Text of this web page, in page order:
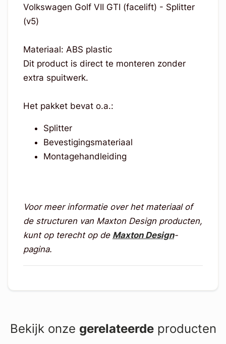
Volkswagen Golf VII GTI (facelift) - Splitter
(v5)
Materiaal: ABS plastic
Dit product is direct te monteren zonder
extra spuitwerk.
Het pakket bevat o.a.:
Splitter
Bevestigingsmateriaal
Montagehandleiding
Voor meer informatie over het materiaal of
de structuren van Maxton Design producten,
kunt op terecht op de Maxton Design-
pagina.
Bekijk onze gerelateerdeproducten